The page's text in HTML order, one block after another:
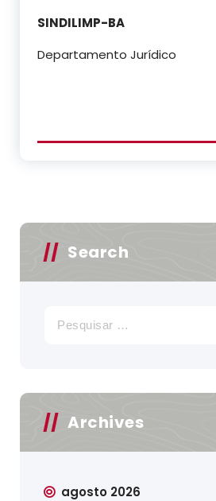
SINDILIMP-BA
Departamento Jurídico
Search
por:
Archives
agosto 2026